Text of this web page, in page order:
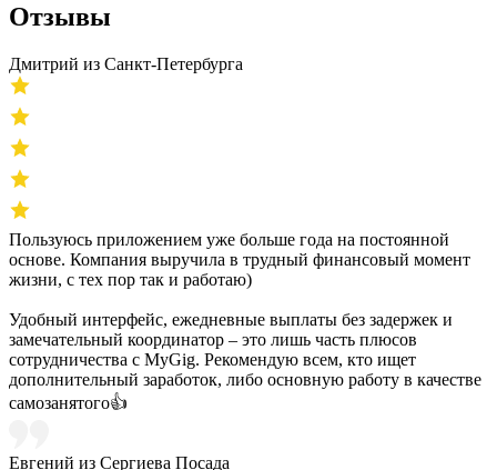
Отзывы
Дмитрий из Санкт-Петербурга
Пользуюсь приложением уже больше года на постоянной
основе. Компания выручила в трудный финансовый момент
жизни, с тех пор так и работаю)
Удобный интерфейс, ежедневные выплаты без задержек и
замечательный координатор – это лишь часть плюсов
сотрудничества с MyGig. Рекомендую всем, кто ищет
дополнительный заработок, либо основную работу в качестве
самозанятого👍
Евгений из Сергиева Посада